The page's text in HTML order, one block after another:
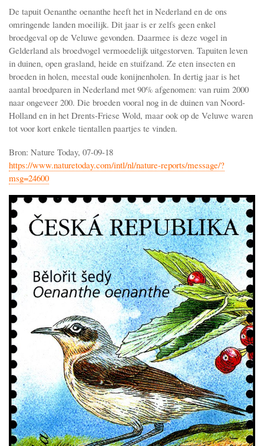
De tapuit Oenanthe oenanthe heeft het in Nederland en de ons
omringende landen moeilijk. Dit jaar is er zelfs geen enkel
broedgeval op de Veluwe gevonden. Daarmee is deze vogel in
Gelderland als broedvogel vermoedelijk uitgestorven. Tapuiten leven
in duinen, open grasland, heide en stuifzand. Ze eten insecten en
broeden in holen, meestal oude konijnenholen. In dertig jaar is het
aantal broedparen in Nederland met 90% afgenomen: van ruim 2000
naar ongeveer 200. Die broeden vooral nog in de duinen van Noord-
Holland en in het Drents-Friese Wold, maar ook op de Veluwe waren
tot voor kort enkele tientallen paartjes te vinden.
Bron: Nature Today, 07-09-18
https://www.naturetoday.com/intl/nl/nature-reports/message/?
msg=24600